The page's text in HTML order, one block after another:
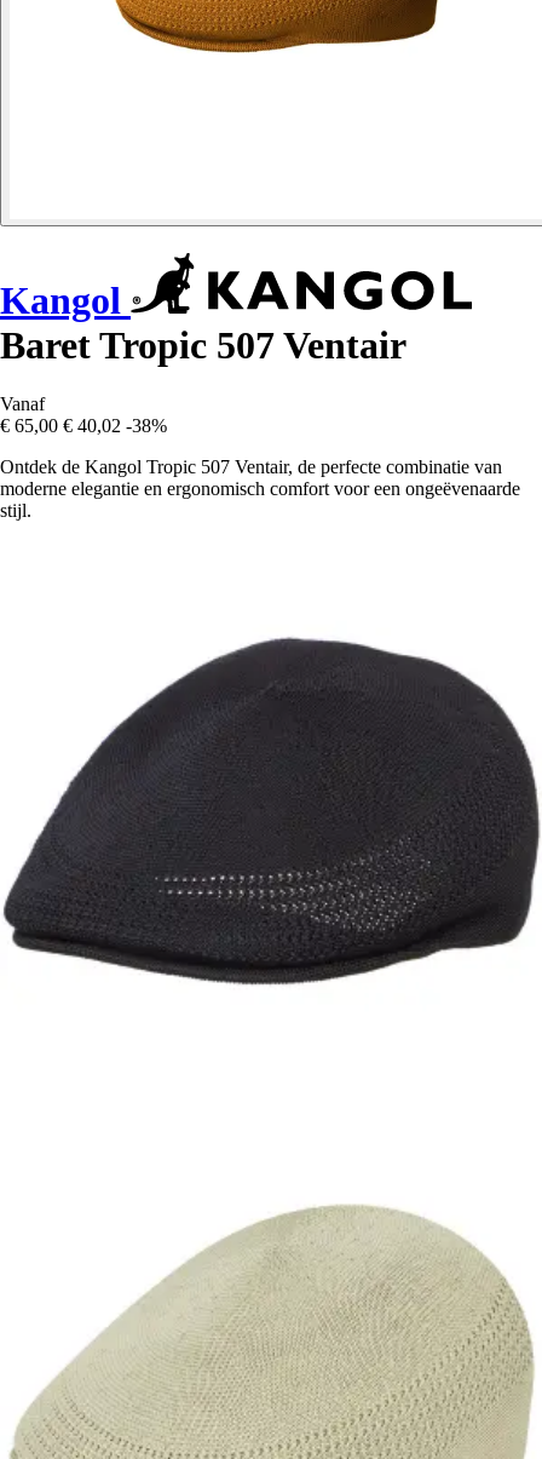
Kangol
Baret Tropic 507 Ventair
Vanaf
€ 65,00 € 40,02 -38%
Ontdek de Kangol Tropic 507 Ventair, de perfecte combinatie van
moderne elegantie en ergonomisch comfort voor een ongeëvenaarde
stijl.